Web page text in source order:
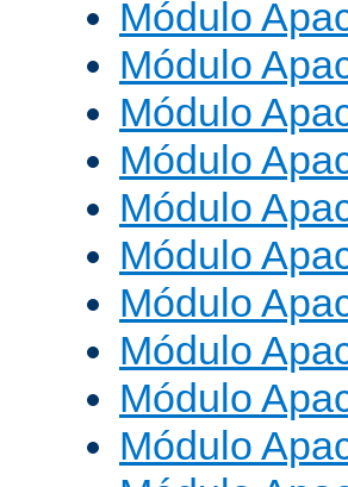
Módulo
Módulo
Módulo
Módulo
Módulo
Módulo
Módulo
Módulo
Módulo
Módulo